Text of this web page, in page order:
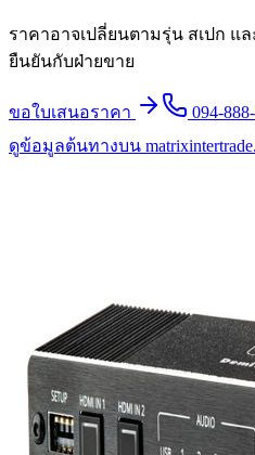
ราคาอาจเปลี่ยนตามรุ่น สเปก แ
ยืนยันกับฝ่ายขาย
ขอใบเสนอราคา 094-
ดูข้อมูลต้นทางบน